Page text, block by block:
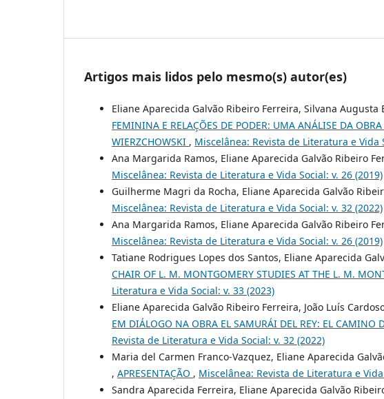
Artigos mais lidos pelo mesmo(s) autor(es)
Eliane Aparecida Galvão Ribeiro Ferreira, Silvana Augusta
FEMININA E RELAÇÕES DE PODER: UMA ANÁLISE DA
WIERZCHOWSKI , Miscelânea: Revista de Literatura e Vida
Ana Margarida Ramos, Eliane Aparecida Galvão Ribeiro
Miscelânea: Revista de Literatura e Vida Social: v. 26 (2019)
Guilherme Magri da Rocha, Eliane Aparecida Galvão
Miscelânea: Revista de Literatura e Vida Social: v. 32 (2022)
Ana Margarida Ramos, Eliane Aparecida Galvão Ribeiro
Miscelânea: Revista de Literatura e Vida Social: v. 26 (2019)
Tatiane Rodrigues Lopes dos Santos, Eliane Aparecida
CHAIR OF L. M. MONTGOMERY STUDIES AT THE L. M.
Literatura e Vida Social: v. 33 (2023)
Eliane Aparecida Galvão Ribeiro Ferreira, João Luís
EM DIÁLOGO NA OBRA EL SAMURÁI DEL REY: EL CAMINO
Revista de Literatura e Vida Social: v. 32 (2022)
Maria del Carmen Franco-Vazquez, Eliane Aparecida
, APRESENTAÇÃO , Miscelânea: Revista de Literatura e
Sandra Aparecida Ferreira, Eliane Aparecida Galvão